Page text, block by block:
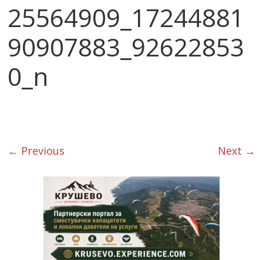
25564909_17244881
90907883_92622853
0_n
← Previous Next →